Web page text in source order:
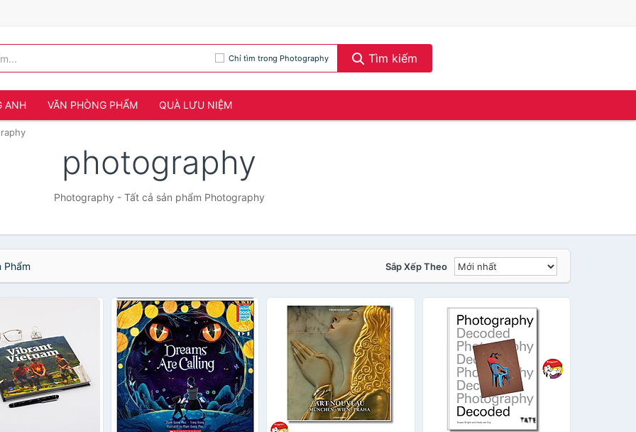
Chỉ tìm trong Photography Tìm kiếm
ANH VĂN PHÒNG PHẨM QUÀ LƯU NIỆM
photography
Photography - Tất cả sản phẩm Photography
Sắp Xếp Theo